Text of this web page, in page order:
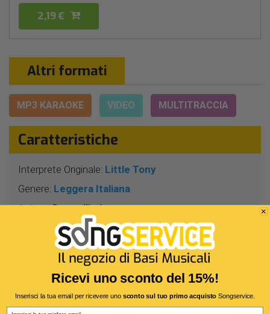
2,19 €
Altri formati
MP3 KARAOKE VIDEO MULTITRACCIA
Caratteristiche
Interprete Originale: Little Tony
Genere: Leggera Italiana
Autore:Donzelli - Leomporro
3 Min 28 Sec
Segnatura:4/4
Tonalità: FA# -
Harmonizer:Sì
Ricevi uno sconto del 15%!
Inserisci la tua email per ricevere uno sconto sul tuo primo acquistoSongservice.